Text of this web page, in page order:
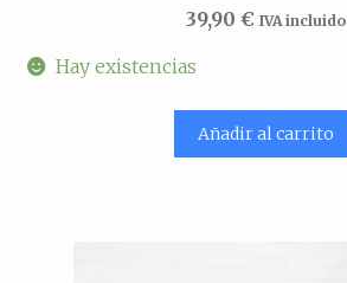
39,90 € IVA incluido
Hay existencias
Añadir al carrito